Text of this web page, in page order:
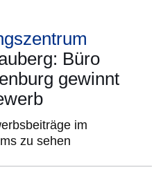
Büro
gewinnt
im
zu sehen